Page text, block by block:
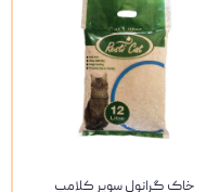
خاک گرانول سوپر کلامپ